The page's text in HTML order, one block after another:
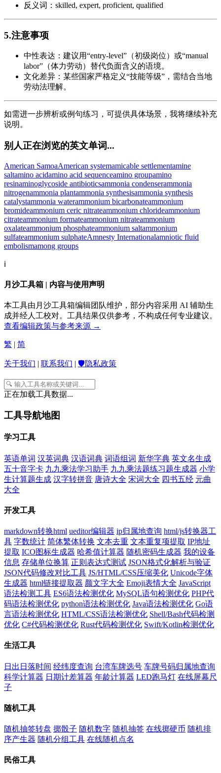
反义词：skilled, expert, proficient, qualified
5.注意事项
中性表达：建议用“entry-level”（初级岗位）或“manual
labor”（体力劳动）替代负面含义的语境。
文化差异：某些国家严格定义“技能等级”，需结合当地
劳动法理解。
如需进一步辨析或例句练习，可提供具体场景，我将继续补充
说明。
别人正在浏览的英文单词...
American SamoaAmerican systemamicable settlementamine
saltamino acidamino acid sequenceamino groupamino
resinaminoglycoside antibioticsammonia condenserammonia
nitrogenammonia plantammonia synthesisammonia synthesis
catalystammonia waterammonium bicarbonateammonium
bromideammonium ceric nitrateammonium chlorideammonium
citrateammonium formateammonium nitrateammonium
oxalateammonium phosphateammonium saltammonium
sulfateammonium sulphateAmnesty Internationalamniotic fluid
embolismamong groups
ℹ️
月沙工具箱 | 内容与使用声明
本工具由月沙工具箱编辑团队维护，部分内容采用 AI 辅助生
成并经人工校对。工具结果仅供参考，不构成任何专业建议。
查看编辑政策与参考来源 →
繁 | 简
关于我们 | 联系我们 | 🛡️隐私政策
正在加载工具数据...
工具导航地图
学习工具
英语单词 汉英词典 汉语词典 词语组词 新华字典 英文名生成
五十音字卡 九九乘法学习助手 九九乘法题练习题生成器 小学
生计算题生成 汉字转拼音 唐诗大全 宋词大全 四书五经 元曲
大全
开发工具
markdown转换html ueditor编辑器 ip归属地查询 html/js转换器工
具 字数统计 简体繁体转换 文本去重 文本重复项提取 IP地址
提取 ICO图标生成器 哈希值计算器 随机密码生成器 我的设备
信息 存储单位换算 正则表达式测试 JSON格式化解析与验证
JSON代码修改对比工具 JS/HTML/CSS压缩美化 Unicode字体
生成器 html链接提取器 颜文字大全 Emoji表情大全 JavaScript
语法检测工具 ES6语法检测优化 MySQL语句检测优化 PHP代
码语法检测优化 python语法检测优化 Java语法检测优化 Go语
言语法检测优化 HTML/CSS语法检测优化 Shell/Bash代码检测
优化 C#代码检测优化 Rust代码检测优化 Swift/Kotlin检测优化
生活工具
日出日落时间 经纬度查询 台湾车牌选号 车牌号码归属地查询
科学计算器 日期计差算器 年龄计算器 LED跑马灯 在线屏幕尺
子
随机工具
随机抽签转盘 掷骰子 随机数字 随机抽签 在线掷硬币 随机排
序产生器 随机分组工具 在线随机点名
民俗工具